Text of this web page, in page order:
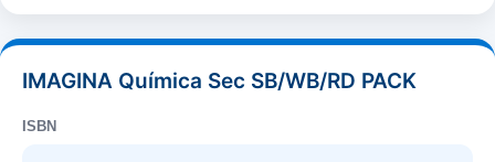
IMAGINA Química Sec SB/WB/RD PACK
ISBN